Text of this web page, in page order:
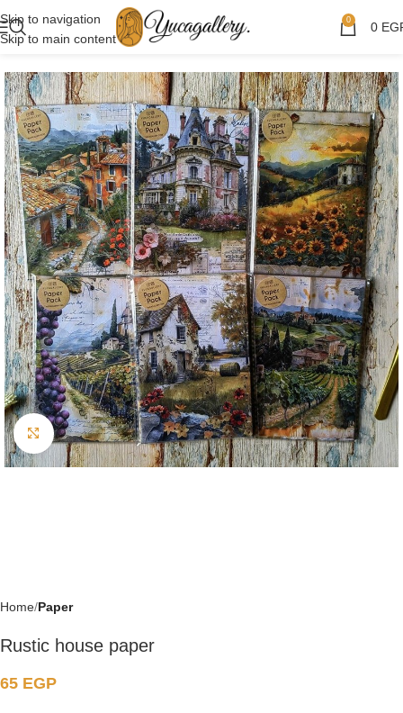
Skip to navigation
Skip to main content
0 0
Click to enlarge
Home Paper
Rustic house paper
65 EGP